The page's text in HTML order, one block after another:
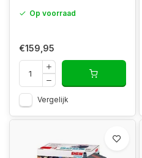
Op voorraad
€159,95
Vergelijk